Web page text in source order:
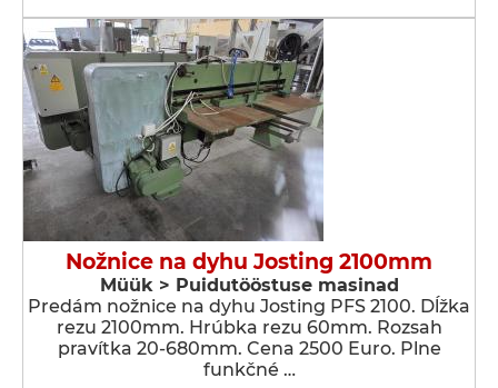
Nožnice na dyhu Josting 2100mm
Müük > Puidutööstuse masinad
Predám nožnice na dyhu Josting PFS 2100. Dĺžka
rezu 2100mm. Hrúbka rezu 60mm. Rozsah
pravítka 20-680mm. Cena 2500 Euro. Plne
funkčné …